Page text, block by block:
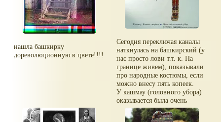
нашла башкирку
дореволюционную в цвете!!!!
Сегодня переключая каналы
наткнулась на башкирский (у
нас просто лови т.т. к. На
границе живем), показывали
про народные костюмы, если
можно внесу пять копеек.
У кашмау (головного убора)
оказывается была очень
полезная функция, девушек
учили держать осанку.